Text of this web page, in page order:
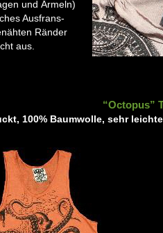
und Ärmeln)
Ausfrans-
Ränder
aus.
“Octopus”
100% Baumwolle, sehr